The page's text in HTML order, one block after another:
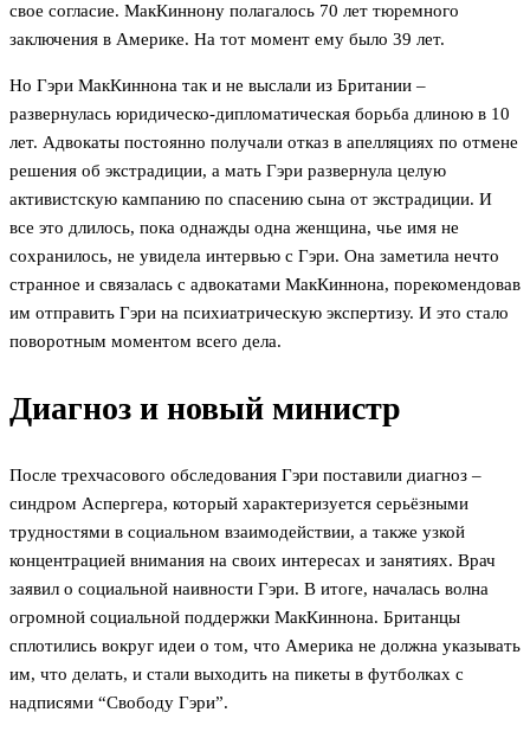
свое согласие. МакКиннону полагалось 70 лет тюремного
заключения в Америке. На тот момент ему было 39 лет.
Но Гэри МакКиннона так и не выслали из Британии –
развернулась юридическо-дипломатическая борьба длиною в 10
лет. Адвокаты постоянно получали отказ в апелляциях по отмене
решения об экстрадиции, а мать Гэри развернула целую
активистскую кампанию по спасению сына от экстрадиции. И
все это длилось, пока однажды одна женщина, чье имя не
сохранилось, не увидела интервью с Гэри. Она заметила нечто
странное и связалась с адвокатами МакКиннона, порекомендовав
им отправить Гэри на психиатрическую экспертизу. И это стало
поворотным моментом всего дела.
Диагноз и новый министр
После трехчасового обследования Гэри поставили диагноз –
синдром Аспергера, который характеризуется серьёзными
трудностями в социальном взаимодействии, а также узкой
концентрацией внимания на своих интересах и занятиях. Врач
заявил о социальной наивности Гэри. В итоге, началась волна
огромной социальной поддержки МакКиннона. Британцы
сплотились вокруг идеи о том, что Америка не должна указывать
им, что делать, и стали выходить на пикеты в футболках с
надписями “Свободу Гэри”.